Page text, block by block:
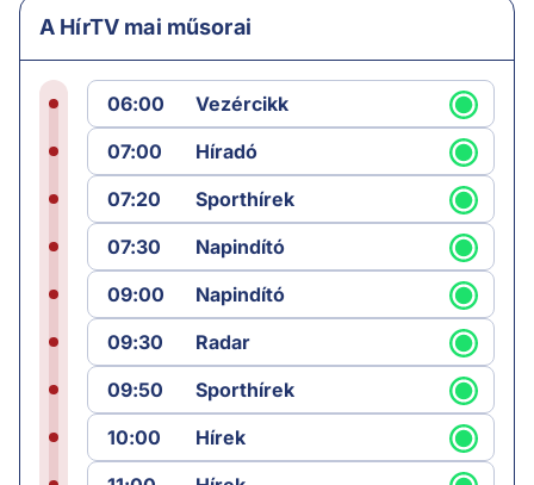
A HírTV mai műsorai
06:00
Vezércikk
07:00
Híradó
07:20
Sporthírek
07:30
Napindító
09:00
Napindító
09:30
Radar
09:50
Sporthírek
10:00
Hírek